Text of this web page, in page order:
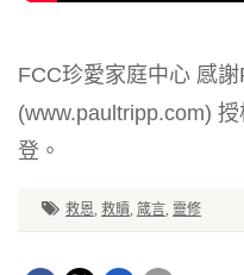
FCC珍愛家庭中心 感
(www.paultripp.com)
登。
救恩, 救贖, 箴言, 靈修